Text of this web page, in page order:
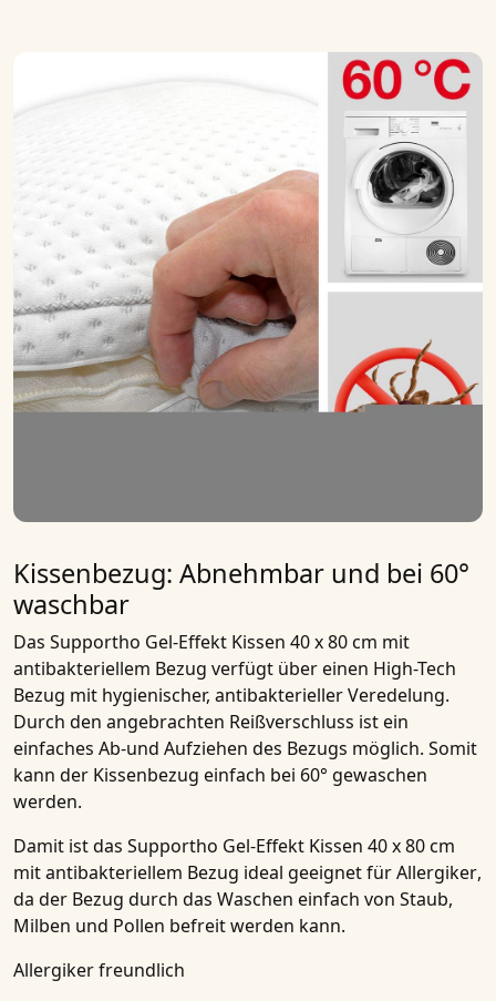
Kissenbezug: Abnehmbar und bei 60°
waschbar
Das Supportho Gel-Effekt Kissen 40 x 80 cm mit
antibakteriellem Bezug verfügt über einen High-Tech
Bezug mit hygienischer, antibakterieller Veredelung.
Durch den angebrachten Reißverschluss ist ein
einfaches Ab-und Aufziehen des Bezugs möglich. Somit
kann der Kissenbezug einfach bei 60° gewaschen
werden.
Damit ist das Supportho Gel-Effekt Kissen 40 x 80 cm
mit antibakteriellem Bezug ideal geeignet fürAllergiker,
da der Bezug durch das Waschen einfach von Staub,
Milben und Pollen befreit werden kann.
Allergiker freundlich